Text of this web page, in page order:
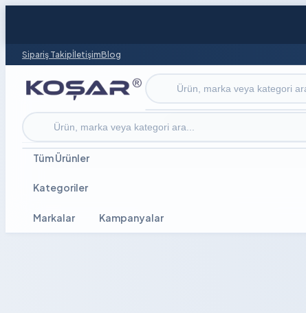
Sipariş TakipİletişimBlog
Ürün ara
Ürün ara
Tüm Ürünler
Kategoriler
Markalar Kampanyalar